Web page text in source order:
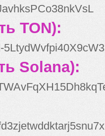
TON):
Solana):